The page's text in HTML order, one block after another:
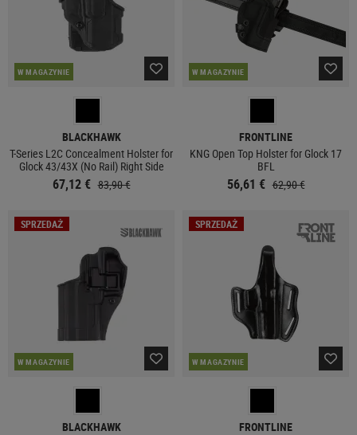
W MAGAZYNIE
BLACKHAWK
T-Series L2C Concealment Holster for
Glock 43/43X (No Rail) Right Side
67,12 € 83,90 €
W MAGAZYNIE
FRONTLINE
KNG Open Top Holster for Glock 17
BFL
56,61 € 62,90 €
SPRZEDAŻ
W MAGAZYNIE
BLACKHAWK
SPRZEDAŻ
W MAGAZYNIE
FRONTLINE